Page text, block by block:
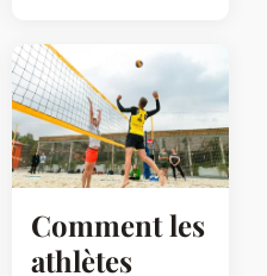
Comment les
athlètes